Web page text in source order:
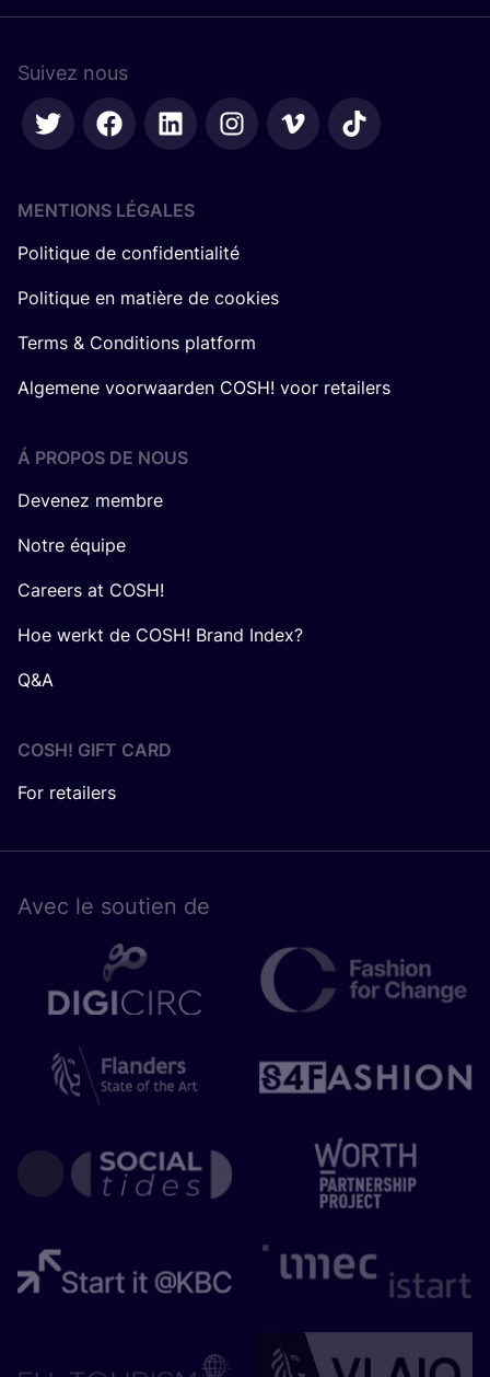
Suivez nous
MENTIONS LÉGALES
Politique de confidentialité
Politique en matière de cookies
Terms & Conditions platform
Algemene voorwaarden COSH! voor retailers
Á PROPOS DE NOUS
Devenez membre
Notre équipe
Careers at COSH!
Hoe werkt de COSH! Brand Index?
Q&A
COSH! GIFT CARD
For retailers
Avec le sou­tien de